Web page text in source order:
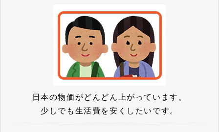
日本の物価がどんどん上がっています。
少しでも生活費を安くしたいです。